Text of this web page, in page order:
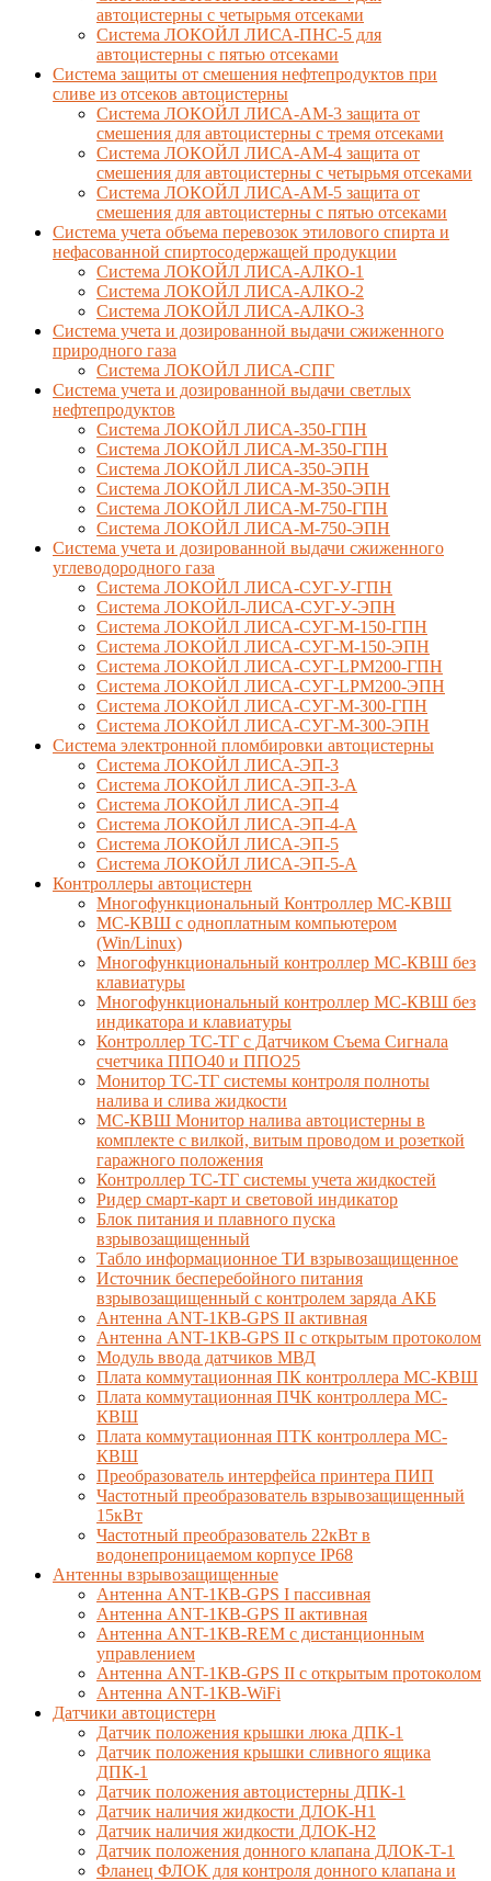
автоцистерны с четырьмя отсеками
Система ЛОКОЙЛ ЛИСА-ПНС-5 для
автоцистерны с пятью отсеками
Система защиты от смешения нефтепродуктов при
сливе из отсеков автоцистерны
Система ЛОКОЙЛ ЛИСА-AM-3 защита от
смешения для автоцистерны с тремя отсеками
Система ЛОКОЙЛ ЛИСА-AM-4 защита от
смешения для автоцистерны с четырьмя отсеками
Система ЛОКОЙЛ ЛИСА-AM-5 защита от
смешения для автоцистерны с пятью отсеками
Система учета объема перевозок этилового спирта и
нефасованной спиртосодержащей продукции
Система ЛОКОЙЛ ЛИСА-AЛКО-1
Система ЛОКОЙЛ ЛИСА-АЛКО-2
Система ЛОКОЙЛ ЛИСА-АЛКО-3
Система учета и дозированной выдачи сжиженного
природного газа
Система ЛОКОЙЛ ЛИСА-СПГ
Система учета и дозированной выдачи светлых
нефтепродуктов
Система ЛОКОЙЛ ЛИСА-350-ГПН
Система ЛОКОЙЛ ЛИСА-М-350-ГПН
Система ЛОКОЙЛ ЛИСА-350-ЭПН
Система ЛОКОЙЛ ЛИСА-М-350-ЭПН
Система ЛОКОЙЛ ЛИСА-М-750-ГПН
Система ЛОКОЙЛ ЛИСА-М-750-ЭПН
Система учета и дозированной выдачи сжиженного
углеводородного газа
Система ЛОКОЙЛ ЛИСА-СУГ-У-ГПН
Система ЛОКОЙЛ-ЛИСА-СУГ-У-ЭПН
Система ЛОКОЙЛ ЛИСА-СУГ-М-150-ГПН
Система ЛОКОЙЛ ЛИСА-СУГ-М-150-ЭПН
Система ЛОКОЙЛ ЛИСА-СУГ-LPM200-ГПН
Система ЛОКОЙЛ ЛИСА-СУГ-LPM200-ЭПН
Система ЛОКОЙЛ ЛИСА-СУГ-М-300-ГПН
Система ЛОКОЙЛ ЛИСА-СУГ-М-300-ЭПН
Система электронной пломбировки автоцистерны
Система ЛОКОЙЛ ЛИСА-ЭП-3
Система ЛОКОЙЛ ЛИСА-ЭП-3-А
Система ЛОКОЙЛ ЛИСА-ЭП-4
Система ЛОКОЙЛ ЛИСА-ЭП-4-А
Система ЛОКОЙЛ ЛИСА-ЭП-5
Система ЛОКОЙЛ ЛИСА-ЭП-5-А
Контроллеры автоцистерн
Многофункциональный Контроллер МС-КВШ
МС-КВШ с одноплатным компьютером
(Win/Linux)
Многофункциональный контроллер МС-КВШ без
клавиатуры
Многофункциональный контроллер МС-КВШ без
индикатора и клавиатуры
Контроллер ТС-ТГ с Датчиком Съема Сигнала
счетчика ППО40 и ППО25
Монитор ТС-ТГ системы контроля полноты
налива и слива жидкости
МС-КВШ Монитор налива автоцистерны в
комплекте с вилкой, витым проводом и розеткой
гаражного положения
Контроллер ТС-ТГ системы учета жидкостей
Ридер смарт-карт и световой индикатор
Блок питания и плавного пуска
взрывозащищенный
Табло информационное ТИ взрывозащищенное
Источник бесперебойного питания
взрывозащищенный с контролем заряда АКБ
Антенна ANT-1КВ-GPS II активная
Антенна ANT-1КВ-GPS II с открытым протоколом
Модуль ввода датчиков МВД
Плата коммутационная ПК контроллера МС-КВШ
Плата коммутационная ПЧК контроллера МС-
КВШ
Плата коммутационная ПТК контроллера МС-
КВШ
Преобразователь интерфейса принтера ПИП
Частотный преобразователь взрывозащищенный
15кВт
Частотный преобразователь 22кВт в
водонепроницаемом корпусе IP68
Антенны взрывозащищенные
Антенна ANT-1КВ-GPS I пассивная
Антенна ANT-1КВ-GPS II активная
Антенна ANT-1КВ-REM c дистанционным
управлением
Антенна ANT-1КВ-GPS II с открытым протоколом
Антенна ANT-1КВ-WiFi
Датчики автоцистерн
Датчик положения крышки люка ДПК-1
Датчик положения крышки сливного ящика
ДПК-1
Датчик положения автоцистерны ДПК-1
Датчик наличия жидкости ДЛОК-Н1
Датчик наличия жидкости ДЛОК-Н2
Датчик положения донного клапана ДЛОК-Т-1
Фланец ФЛОК для контроля донного клапана и